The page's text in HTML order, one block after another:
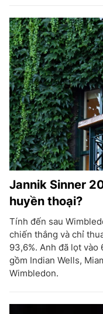
Jannik Sinner
huyền thoại?
Tính đến sau
chiến thắng và chỉ
93,6%. Anh đã lọt vào
gồm Indian Wells,
Wimbledon.